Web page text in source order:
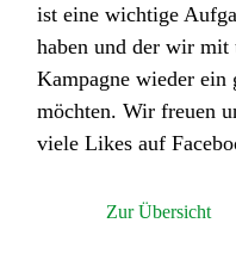
ist eine wichtige
haben und der wir mit
Kampagne wieder ein
möchten. Wir freuen
viele Likes auf
Zur Übersicht